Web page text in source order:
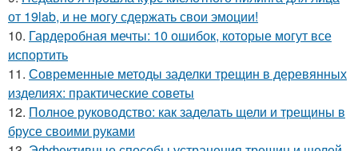
от 19lab, и не могу сдержать свои эмоции!
10. Гардеробная мечты: 10 ошибок, которые могут все
испортить
11. Современные методы заделки трещин в деревянных
изделиях: практические советы
12. Полное руководство: как заделать щели и трещины в
брусе своими руками